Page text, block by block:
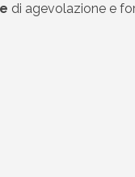
di agevolazione e